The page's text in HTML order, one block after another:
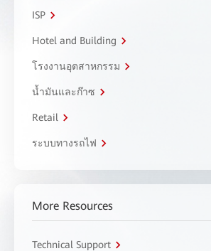
ISP
Hotel and Building
โรงงานอุตสาหกรรม
น้ำมันและก๊าซ
Retail
ระบบทางรถไฟ
More Resources
Technical Support